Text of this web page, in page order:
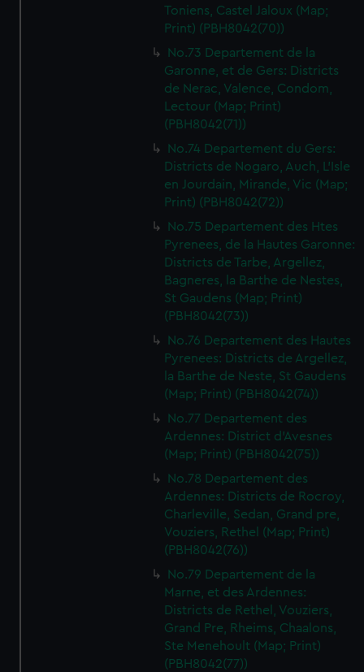
Toniens, Castel Jaloux (Map;
Print) (PBH8042(70))
No.73 Departement de la
Garonne, et de Gers: Districts
de Nerac, Valence, Condom,
Lectour (Map; Print)
(PBH8042(71))
No.74 Departement du Gers:
Districts de Nogaro, Auch, L'Isle
en Jourdain, Mirande, Vic (Map;
Print) (PBH8042(72))
No.75 Departement des Htes
Pyrenees, de la Hautes Garonne:
Districts de Tarbe, Argellez,
Bagneres, la Barthe de Nestes,
St Gaudens (Map; Print)
(PBH8042(73))
No.76 Departement des Hautes
Pyrenees: Districts de Argellez,
la Barthe de Neste, St Gaudens
(Map; Print) (PBH8042(74))
No.77 Departement des
Ardennes: District d'Avesnes
(Map; Print) (PBH8042(75))
No.78 Departement des
Ardennes: Districts de Rocroy,
Charleville, Sedan, Grand pre,
Vouziers, Rethel (Map; Print)
(PBH8042(76))
No.79 Departement de la
Marne, et des Ardennes:
Districts de Rethel, Vouziers,
Grand Pre, Rheims, Chaalons,
Ste Menehoult (Map; Print)
(PBH8042(77))